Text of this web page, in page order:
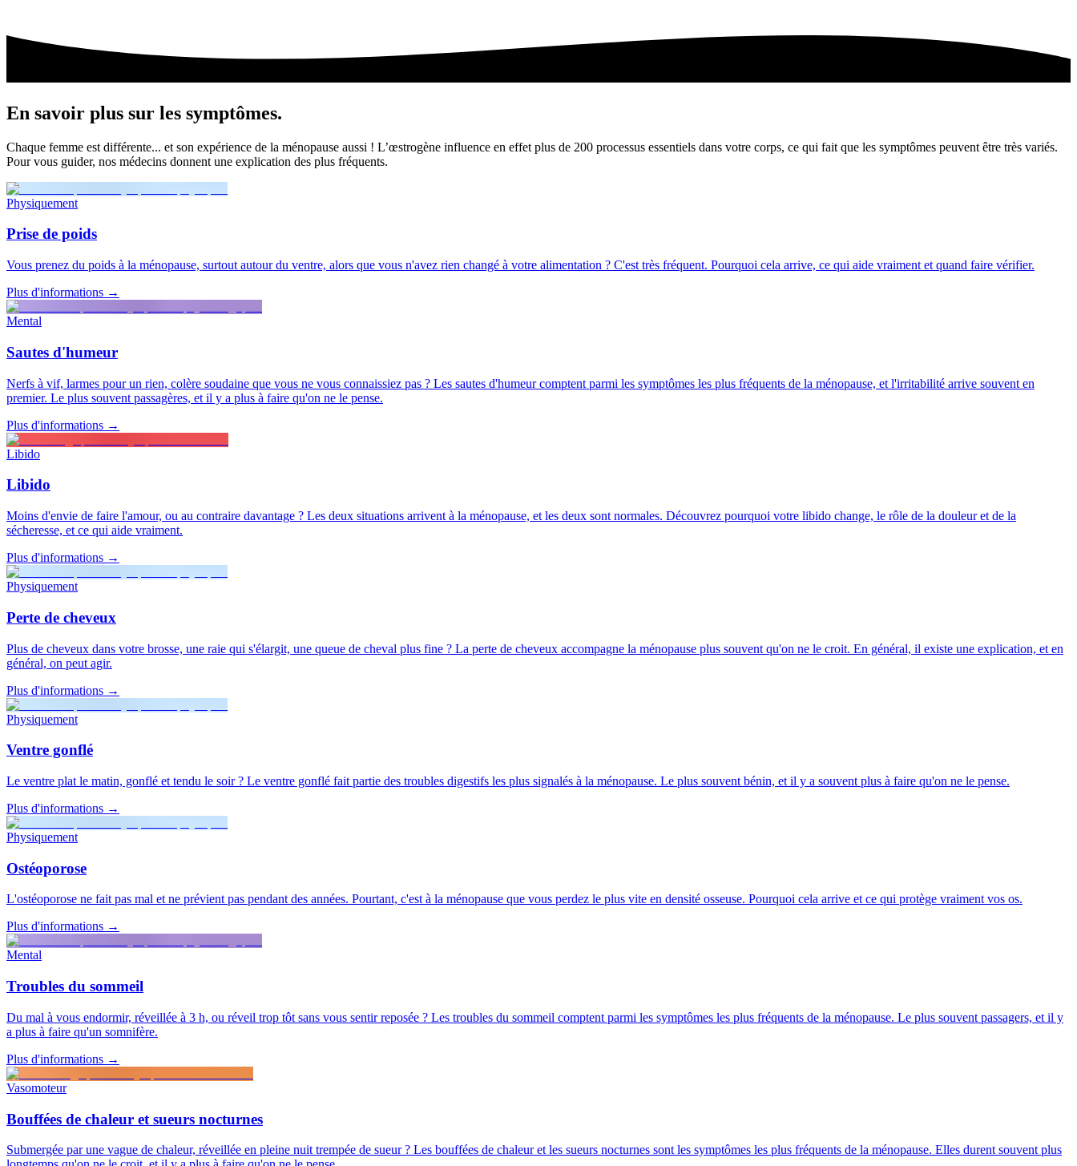
En savoir plus sur les symptômes.
Chaque femme est différente... et son expérience de la ménopause aussi ! L’œstrogène influence en effet plus de 200 processus essentiels dans votre corps, ce qui fait que les symptômes peuvent être très variés.
Pour vous guider, nos médecins donnent une explication des plus fréquents.
Physiquement
Prise de poids
Vous prenez du poids à la ménopause, surtout autour du ventre, alors que vous n'avez rien changé à votre alimentation ? C'est très fréquent. Pourquoi cela arrive, ce qui aide vraiment et quand faire vérifier.
Plus d'informations →
Mental
Sautes d'humeur
Nerfs à vif, larmes pour un rien, colère soudaine que vous ne vous connaissiez pas ? Les sautes d'humeur comptent parmi les symptômes les plus fréquents de la ménopause, et l'irritabilité arrive souvent en
premier. Le plus souvent passagères, et il y a plus à faire qu'on ne le pense.
Plus d'informations →
Libido
Libido
Moins d'envie de faire l'amour, ou au contraire davantage ? Les deux situations arrivent à la ménopause, et les deux sont normales. Découvrez pourquoi votre libido change, le rôle de la douleur et de la
sécheresse, et ce qui aide vraiment.
Plus d'informations →
Physiquement
Perte de cheveux
Plus de cheveux dans votre brosse, une raie qui s'élargit, une queue de cheval plus fine ? La perte de cheveux accompagne la ménopause plus souvent qu'on ne le croit. En général, il existe une explication, et en
général, on peut agir.
Plus d'informations →
Physiquement
Ventre gonflé
Le ventre plat le matin, gonflé et tendu le soir ? Le ventre gonflé fait partie des troubles digestifs les plus signalés à la ménopause. Le plus souvent bénin, et il y a souvent plus à faire qu'on ne le pense.
Plus d'informations →
Physiquement
Ostéoporose
L'ostéoporose ne fait pas mal et ne prévient pas pendant des années. Pourtant, c'est à la ménopause que vous perdez le plus vite en densité osseuse. Pourquoi cela arrive et ce qui protège vraiment vos os.
Plus d'informations →
Mental
Troubles du sommeil
Du mal à vous endormir, réveillée à 3 h, ou réveil trop tôt sans vous sentir reposée ? Les troubles du sommeil comptent parmi les symptômes les plus fréquents de la ménopause. Le plus souvent passagers, et il y
a plus à faire qu'un somnifère.
Plus d'informations →
Vasomoteur
Bouffées de chaleur et sueurs nocturnes
Submergée par une vague de chaleur, réveillée en pleine nuit trempée de sueur ? Les bouffées de chaleur et les sueurs nocturnes sont les symptômes les plus fréquents de la ménopause. Elles durent souvent plus